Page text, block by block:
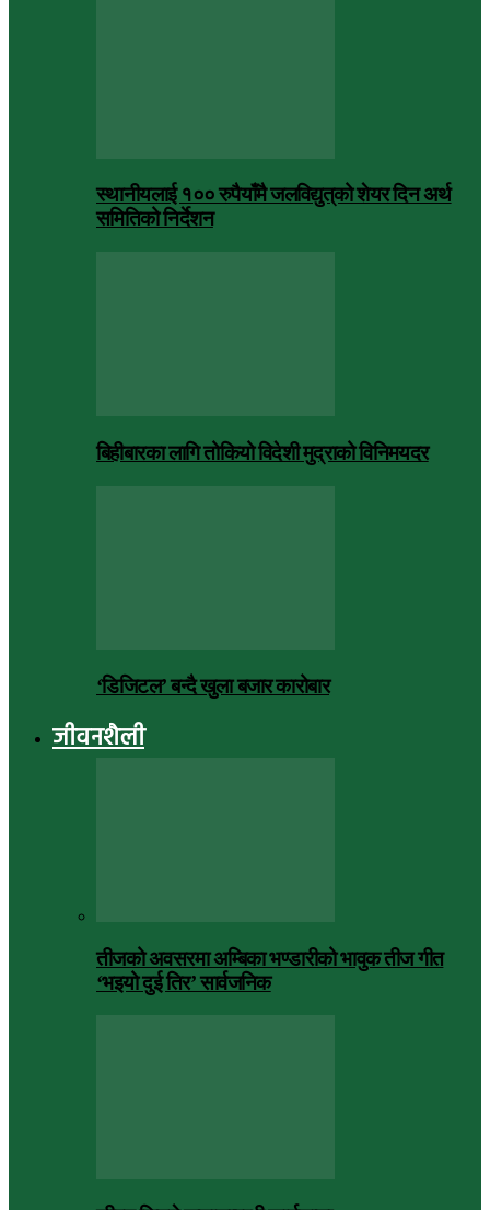
स्थानीयलाई १०० रुपैयाँमै जलविद्युत्‌को शेयर दिन अर्थ
समितिको निर्देशन
बिहीबारका लागि तोकियो विदेशी मुद्राको विनिमयदर
‘डिजिटल’ बन्दै खुला बजार कारोबार
जीवनशैली
तीजको अवसरमा अम्बिका भण्डारीको भावुक तीज गीत
‘भइयो दुई तिर’ सार्वजनिक